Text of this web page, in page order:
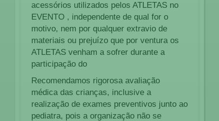
acessórios utilizados pelos ATLETAS no
EVENTO , independente de qual for o
motivo, nem por qualquer extravio de
materiais ou prejuízo que por ventura os
ATLETAS venham a sofrer durante a
participação do
Recomendamos rigorosa avaliação
médica das crianças, inclusive a
realização de exames preventivos junto ao
pediatra, pois a organização não se